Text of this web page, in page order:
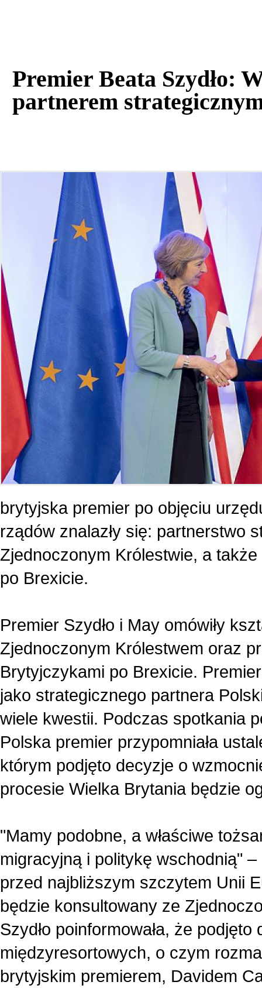
Premier Beata Szydło:
partnerem
brytyjska premier po objęciu
rządów znalazły się: partnerstwo
Zjednoczonym Królestwie, a
po Brexicie.
Premier Szydło i May omówiły
Zjednoczonym Królestwem oraz
Brytyjczykami po Brexicie.
jako strategicznego partnera
wiele kwestii. Podczas spotkania
Polska premier przypomniała
którym podjęto decyzje o
procesie Wielka Brytania będzie
"Mamy podobne, a właściwe
migracyjną i politykę wschodnią" –
przed najbliższym szczytem Unii
będzie konsultowany ze
Szydło poinformowała, że
międzyresortowych, o czym
brytyjskim premierem, Davidem